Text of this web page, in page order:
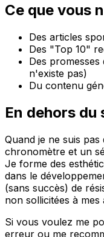
Ce que vous
Des articles
Des "Top 10"
Des
n'existe pas)
Du contenu
En dehors du
Quand je ne suis
chronomètre et un
Je forme des
dans le
(sans succès) de
non sollicitées à
Si vous voulez me
erreur ou me